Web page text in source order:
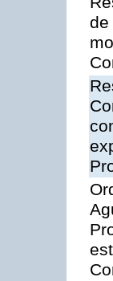
de